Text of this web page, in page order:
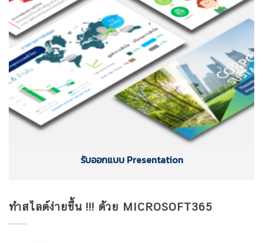
รับออกแบบ Presentation
ทำสไลด์ง่ายขึ้น !!! ด้วย MICROSOFT365